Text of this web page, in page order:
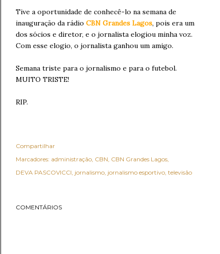
Tive a oportunidade de conhecê-lo na semana de
inauguração da rádio CBN Grandes Lagos, pois era um
dos sócios e diretor, e o jornalista elogiou minha voz.
Com esse elogio, o jornalista ganhou um amigo.
Semana triste para o jornalismo e para o futebol.
MUITO TRISTE!
RIP.
Compartilhar
Marcadores: administração CBN CBN Grandes Lagos
DEVA PASCOVICCI jornalismo jornalismo esportivo televisão
COMENTÁRIOS